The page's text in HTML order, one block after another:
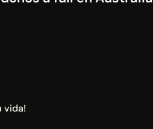
vida!